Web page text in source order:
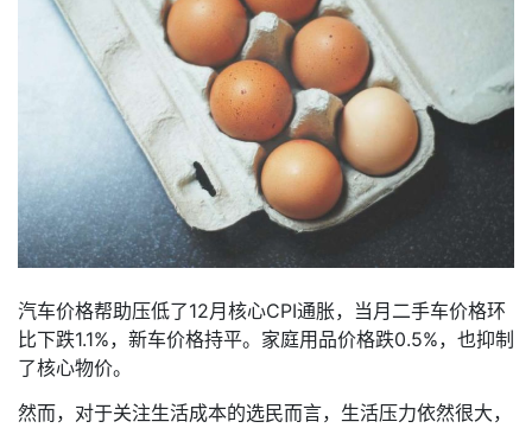
汽车价格帮助压低了12月核心CPI通胀，当月二手车价格环
比下跌1.1%，新车价格持平。家庭用品价格跌0.5%，也抑制
了核心物价。
然而，对于关注生活成本的选民而言，生活压力依然很大，